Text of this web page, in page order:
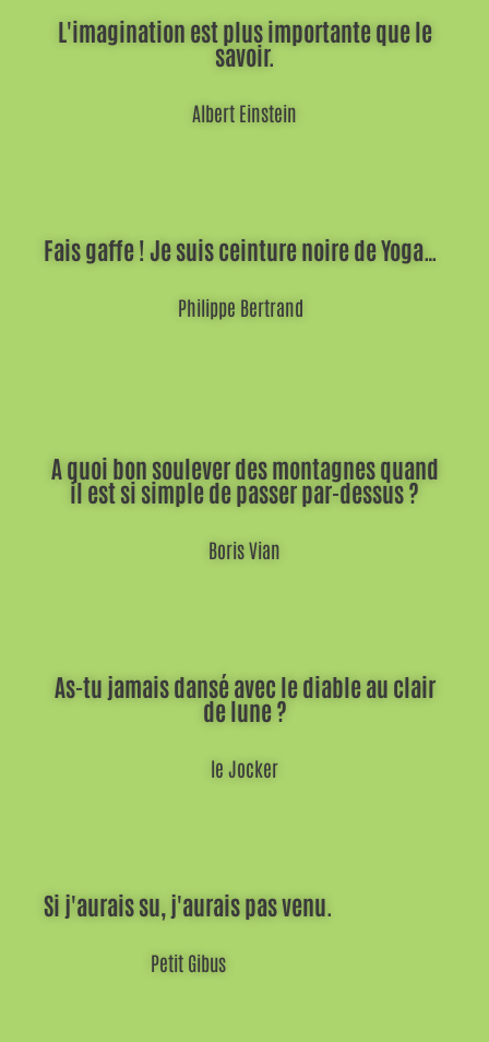
L'imagination est plus importante que le
savoir.
Albert Einstein
Fais gaffe ! Je suis ceinture noire de Yoga…
Philippe Bertrand
A quoi bon soulever des montagnes quand
il est si simple de passer par-dessus ?
Boris Vian
As-tu jamais dansé avec le diable au clair
de lune ?
le Jocker
Si j'aurais su, j'aurais pas venu.
Petit Gibus